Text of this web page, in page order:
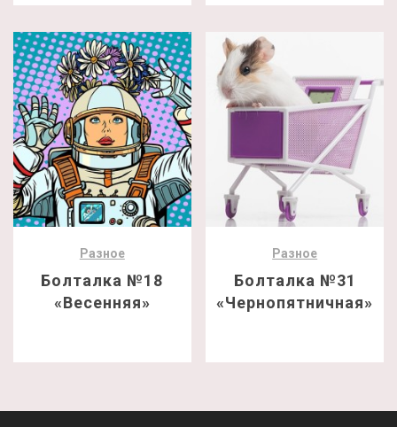
Разное
Болталка №18
«Весенняя»
Разное
Болталка №31
«Чернопятничная»